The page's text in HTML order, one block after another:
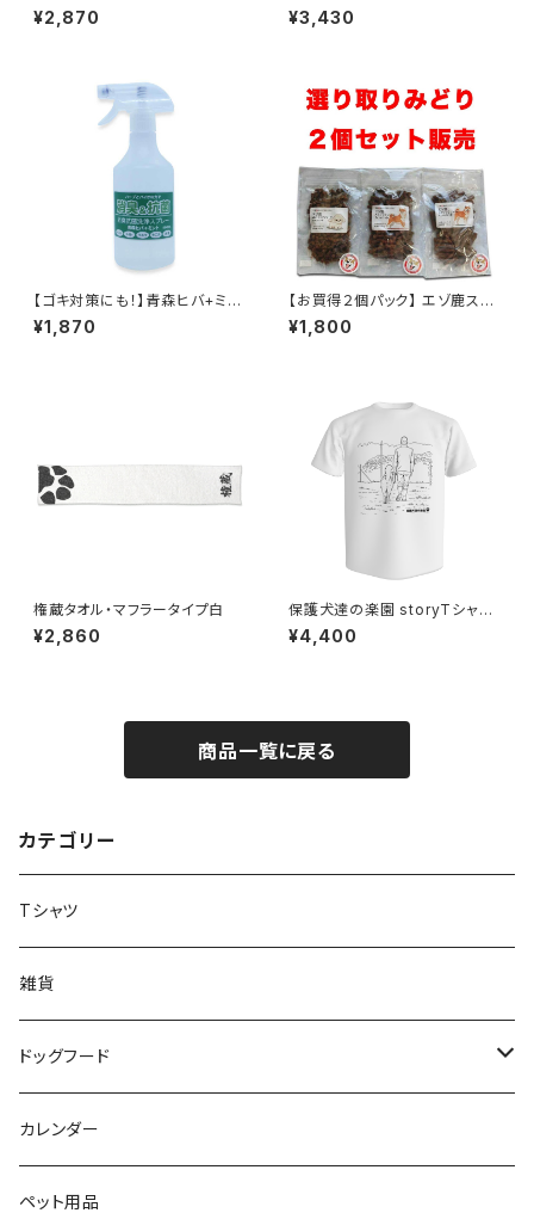
青森ヒバ+ラベンダー！消臭抗菌
洗浄スプレー（本体と詰替えセッ
¥2,870 ¥3,430
【ゴキ対策にも！】青森ヒバ+ミン
ト！消臭抗菌洗浄スプレー大容
量500ｍｌ食品基準成分１０
¥1,870
【お買得２個パック】 エゾ鹿ステ
ィックジャーキー（８０ｇ×２）カッ
トサイズ別に3種類、栄養満点
¥1,800
権蔵タオル・マフラータイプ白
¥2,860
保護犬達の楽園 storyTシャ
ツ アキラ＆ポチパパ フロント
タイプ
¥4,400
商品一覧に戻る
カテゴリー
Tシャツ
雑貨
ドッグフード
エゾ鹿ジャーキー
カレンダー
ペット用品